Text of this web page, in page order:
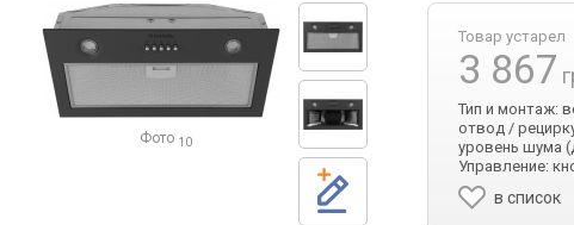
Фото 10
Товар устарел
3 867
Тип и монтаж:
отвод /
уровень шума
Управление:
в список